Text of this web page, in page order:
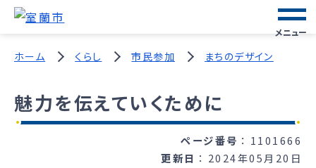
メニュー
ホーム くらし 市民参加 まちのデザイン
魅力を伝えていくために
ページ番号
1101666
更新日
2024年05月20日